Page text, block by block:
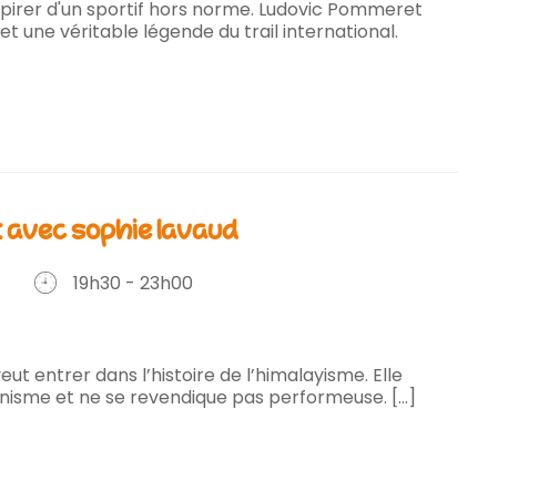
d'un sportif hors norme. Ludovic Pommeret
une véritable légende du trail international.
avec sophie lavaud
19h30 - 23h00
entrer dans l’histoire de l’himalayisme. Elle
et ne se revendique pas performeuse. [...]